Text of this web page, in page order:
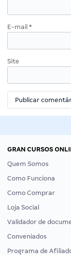
E-mail *
Site
GRAN CURSOS
Quem Somos
Como Funciona
Como Comprar
Loja Social
Validador de
Conveniados
Programa de